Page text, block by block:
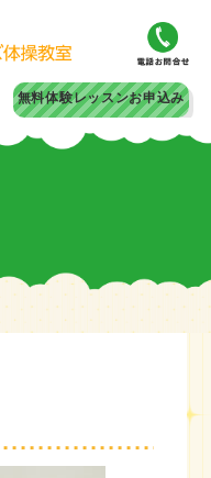
無料体験レッスンお申込み